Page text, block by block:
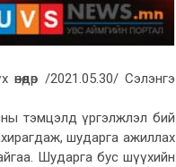
/2021.05.30/ Сэлэнгэ
тэмцэлд үргэлжлэл бий
шударга ажиллах
Шударга бус шүүхийн